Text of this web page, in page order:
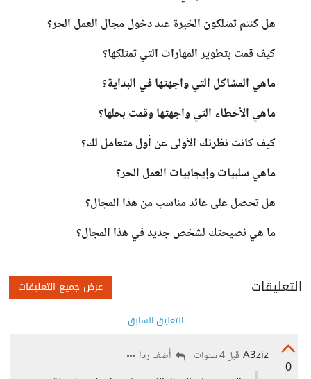
هل كنتم تمتلكون الخبرة عند دخول مجال العمل الحر؟
كيف قمت بتطوير المهارات التي تمتلكها؟
ماهي المشاكل التي واجهتها في البداية؟
ماهي الأخطاء التي واجهتها وقمت بحلها؟
كيف كانت نظرتك الأولى عن أول متعامل لك؟
ماهي سلبيات وإيجابيات العمل الحر؟
هل تحصل على عائد مناسب من هذا المجال؟
ما هي نصيحتك لشخص جديد في هذا المجال؟
التعليقات عرض جميع التعليقات
التعليق السابق
0
A3ziz قبل 4 سنوات
أضف ردا